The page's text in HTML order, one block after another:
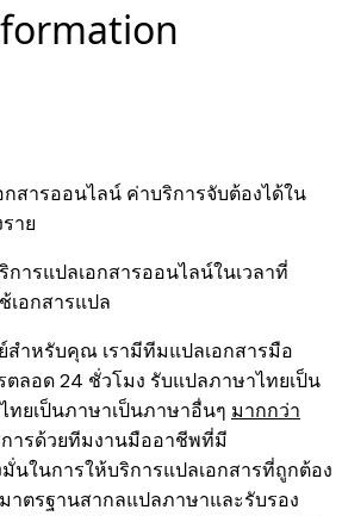
สารออนไลน์ ค่าบริการจับต้องได้ใน
าย
ารแปลเอกสารออนไลน์ในเวลาที่
เอกสารแปล
สำหรับคุณ เรามีทีมแปลเอกสารมือ
ลอด 24 ชั่วโมง รับแปลภาษาไทยเป็น
ยเป็นภาษาเป็นภาษาอื่นๆ มากกว่า
ารด้วยทีมงานมืออาชีพที่มี
นในการให้บริการแปลเอกสารที่ถูกต้อง
าตรฐานสากลแปลภาษาและรับรอง